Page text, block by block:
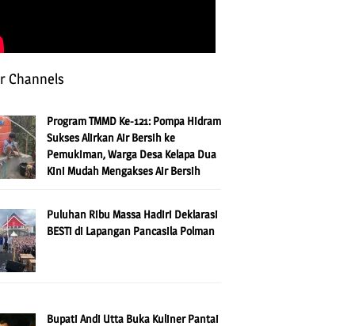
Channels
Program TMMD Ke-121: Pompa Hidram
Sukses Alirkan Air Bersih ke
Pemukiman, Warga Desa Kelapa Dua
Kini Mudah Mengakses Air Bersih
Puluhan Ribu Massa Hadiri Deklarasi
BESTi di Lapangan Pancasila Polman
Bupati Andi Utta Buka Kuliner Pantai